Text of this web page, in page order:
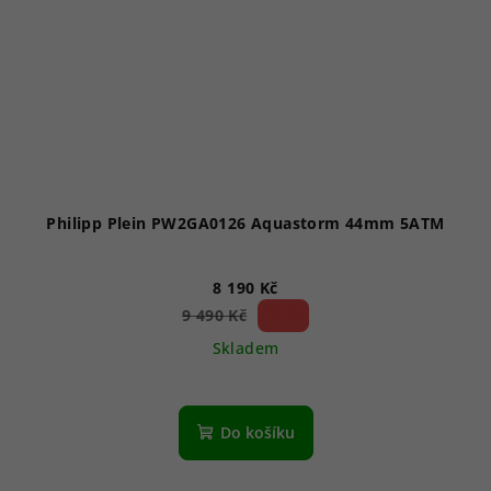
Philipp Plein PW2GA0126 Aquastorm 44mm 5ATM
8 190 Kč
9 490 Kč
Skladem
Do košíku